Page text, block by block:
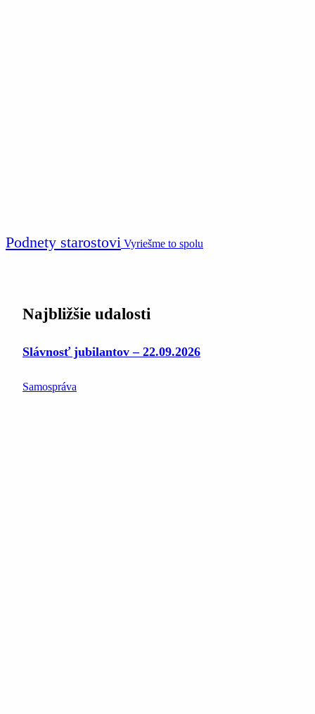
Podnety starostovi Vyriešme to spolu
Najbližšie udalosti
Slávnosť jubilantov – 22.09.2026
Samospráva